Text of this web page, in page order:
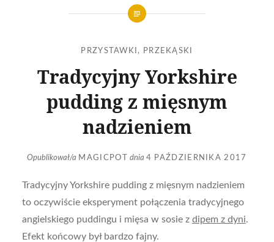
PRZYSTAWKI, PRZEKĄSKI
Tradycyjny Yorkshire
pudding z mięsnym
nadzieniem
Opublikował/a MAGICPOT dnia 4 PAŹDZIERNIKA 2017
Tradycyjny Yorkshire pudding z mięsnym nadzieniem
to oczywiście eksperyment połączenia tradycyjnego
angielskiego puddingu i mięsa w sosie z dipem z dyni.
Efekt końcowy był bardzo fajny.